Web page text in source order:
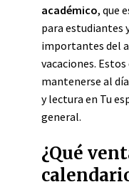
académico, que
para estudiantes
importantes del
vacaciones.
mantenerse al
y lectura en Tu
general.
¿Qué